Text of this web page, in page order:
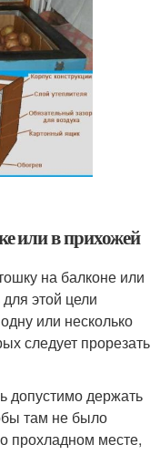
или в прихожей
на балконе или
этой цели
или несколько
следует прорезать
допустимо держать
там не было
прохладном месте,